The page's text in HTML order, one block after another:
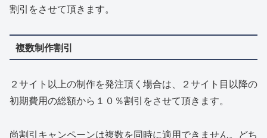
割引をさせて頂きます。
複数制作割引
２サイト以上の制作を発注頂く場合は、２サイト目以降の
初期費用の総額から１０％割引をさせて頂きます。
尚割引キャンペーンは複数を同時に適用できません。どち